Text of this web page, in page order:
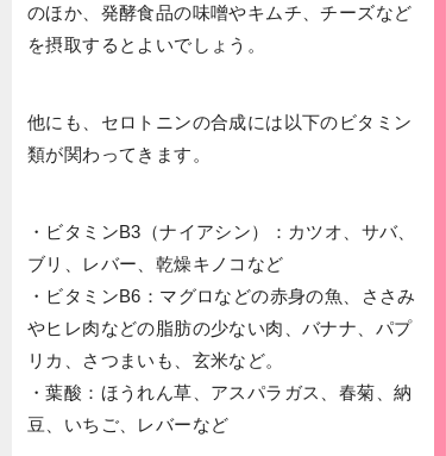
のほか、発酵食品の味噌やキムチ、チーズなど
を摂取するとよいでしょう。
他にも、セロトニンの合成には以下のビタミン
類が関わってきます。
・ビタミンB3（ナイアシン）：カツオ、サバ、
ブリ、レバー、乾燥キノコなど
・ビタミンB6：マグロなどの赤身の魚、ささみ
やヒレ肉などの脂肪の少ない肉、バナナ、パプ
リカ、さつまいも、玄米など。
・葉酸：ほうれん草、アスパラガス、春菊、納
豆、いちご、レバーなど